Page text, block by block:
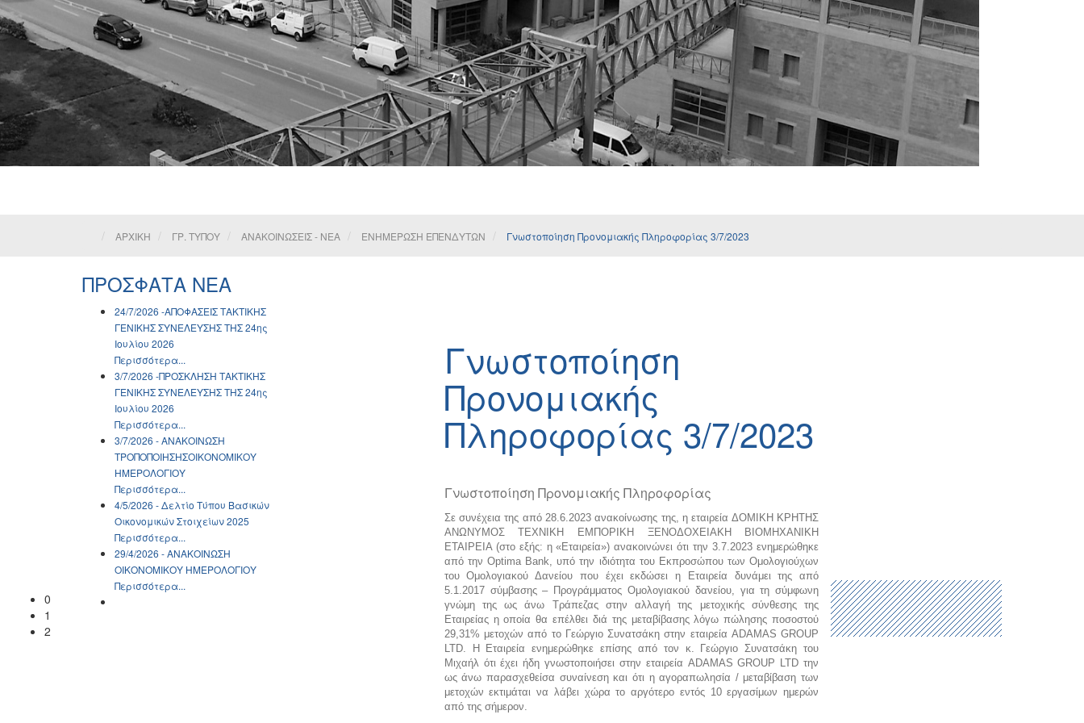
0
1
2
ΑΡΧΙΚΗ ΓΡ. ΤΥΠΟΥ ΑΝΑΚΟΙΝΩΣΕΙΣ - ΝΕΑ ΕΝΗΜΕΡΩΣΗ ΕΠΕΝΔΥΤΩΝ Γνωστοποίηση Προνομιακής Πληροφορίας 3/7/2023
ΠΡΟΣΦΑΤΑ ΝΕΑ
24/7/2026 -ΑΠΟΦΑΣΕΙΣ ΤΑΚΤΙΚΗΣ
ΓΕΝΙΚΗΣ ΣΥΝΕΛΕΥΣΗΣ ΤΗΣ 24ης
Ιουλίου 2026
Περισσότερα...
3/7/2026 -ΠΡΟΣΚΛΗΣΗ ΤΑΚΤΙΚΗΣ
ΓΕΝΙΚΗΣ ΣΥΝΕΛΕΥΣΗΣ ΤΗΣ 24ης
Ιουλίου 2026
Περισσότερα...
3/7/2026 - ΑΝΑΚΟΙΝΩΣH
ΤΡΟΠΟΠΟΙΗΣΗΣΟΙΚΟΝΟΜΙΚΟΥ
ΗΜΕΡΟΛΟΓΙΟΥ
Περισσότερα...
4/5/2026 - Δελτίο Τύπου Βασικών
Οικονομικών Στοιχείων 2025
Περισσότερα...
29/4/2026 - ΑΝΑΚΟΙΝΩΣH
ΟΙΚΟΝΟΜΙΚΟΥ ΗΜΕΡΟΛΟΓΙΟΥ
Περισσότερα...
Γνωστοποίηση
Προνομιακής
Πληροφορίας 3/7/2023
Γνωστοποίηση Προνομιακής Πληροφορίας
Σε συνέχεια της από 28.6.2023 ανακοίνωσης της, η εταιρεία ΔΟΜΙΚΗ ΚΡΗΤΗΣ
ΑΝΩΝΥΜΟΣ ΤΕΧΝΙΚΗ ΕΜΠΟΡΙΚΗ ΞΕΝΟΔΟΧΕΙΑΚΗ ΒΙΟΜΗΧΑΝΙΚΗ
ΕΤΑΙΡΕΙΑ (στο εξής: η «Εταιρεία») ανακοινώνει ότι την 3.7.2023 ενημερώθηκε
από την Optima Bank, υπό την ιδιότητα του Εκπροσώπου των Ομολογιούχων
του Ομολογιακού Δανείου που έχει εκδώσει η Εταιρεία δυνάμει της από
5.1.2017 σύμβασης – Προγράμματος Ομολογιακού δανείου, για τη σύμφωνη
γνώμη της ως άνω Τράπεζας στην αλλαγή της μετοχικής σύνθεσης της
Εταιρείας η οποία θα επέλθει διά της μεταβίβασης λόγω πώλησης ποσοστού
29,31% μετοχών από το Γεώργιο Συνατσάκη στην εταιρεία ADAMAS GROUP
LTD. Η Εταιρεία ενημερώθηκε επίσης από τον κ. Γεώργιο Συνατσάκη του
Μιχαήλ ότι έχει ήδη γνωστοποιήσει στην εταιρεία ADAMAS GROUP LTD την
ως άνω παρασχεθείσα συναίνεση και ότι η αγοραπωλησία / μεταβίβαση των
μετοχών εκτιμάται να λάβει χώρα το αργότερο εντός 10 εργασίμων ημερών
από της σήμερον.